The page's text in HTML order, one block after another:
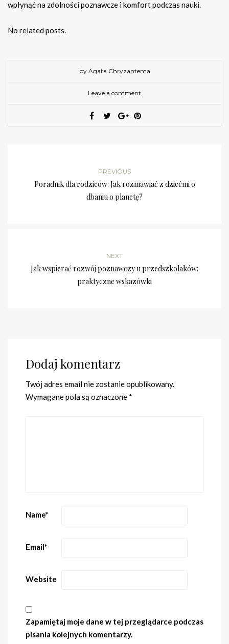
wpłynąć na zdolności poznawcze i komfort podczas nauki.
No related posts.
by Agata Chryzantema
Leave a comment
PREVIOUS
Poradnik dla rodziców: Jak rozmawiać z dziećmi o
dbaniu o planetę?
NEXT
Jak wspierać rozwój poznawczy u przedszkolaków:
praktyczne wskazówki
Dodaj komentarz
Twój adres email nie zostanie opublikowany.
Wymagane pola są oznaczone *
Name*
Email*
Website
Zapamiętaj moje dane w tej przeglądarce podczas
pisania kolejnych komentarzy.